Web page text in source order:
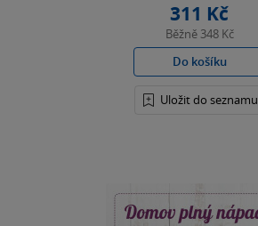
311 Kč
Běžně 348 Kč
Do košíku
Uložit do seznamu